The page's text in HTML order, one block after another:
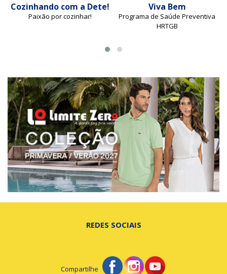
Cozinhando com a Dete!
Paixão por cozinhar!
Viva Bem
Programa de Saúde Preventiva
HRTGB
REDES SOCIAIS
Compartilhe